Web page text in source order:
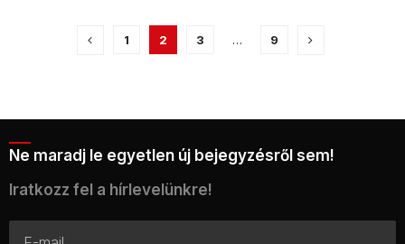
1 2 3 … 9
Ne maradj le egyetlen új bejegyzésről sem!
Iratkozz fel a hírlevelünkre!